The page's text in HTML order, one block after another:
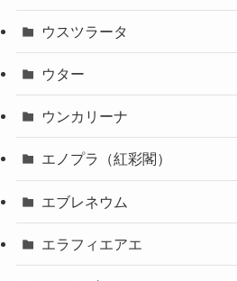
ウスツラータ
ウター
ウンカリーナ
エノプラ（紅彩閣）
エブレネウム
エラフィエアエ